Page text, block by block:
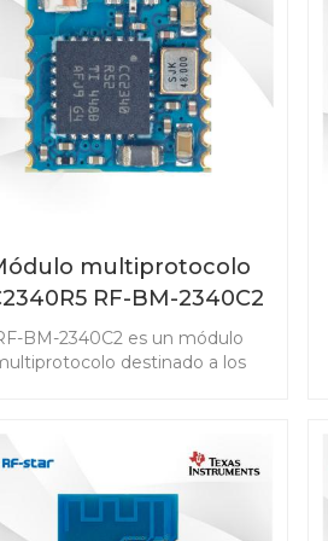
software Bluetooth® 5.3 y
sensibilidad y robustez
de radio, es una solución
automotriz eficiente y de alto
rendimiento.
multiprotocolo
RF-BM-2340C2
con tamaño mini
BM-2340C2 es un módulo
destinado a los
también el sistema propietario
3.0 y 2.4GHz. El módulo
con tamaño mini está
diseñado para satisfacer las